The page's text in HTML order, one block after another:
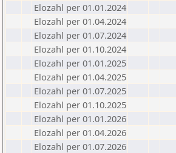
Elozahl per 01.01.2024
Elozahl per 01.04.2024
Elozahl per 01.07.2024
Elozahl per 01.10.2024
Elozahl per 01.01.2025
Elozahl per 01.04.2025
Elozahl per 01.07.2025
Elozahl per 01.10.2025
Elozahl per 01.01.2026
Elozahl per 01.04.2026
Elozahl per 01.07.2026